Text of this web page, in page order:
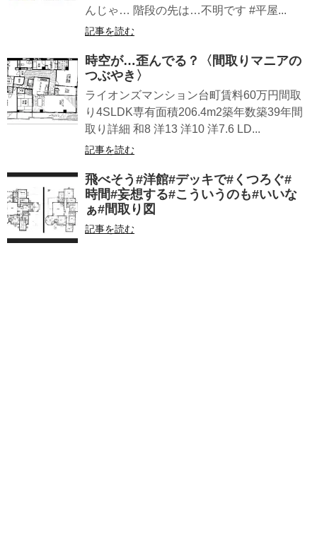
んじゃ… 階段の先は…不明です #平屋...
記事を読む
時空が…歪んでる？〈間取りマニアの
つぶやき〉
ライオンズマンション台町賃料60万円間取
り4SLDK専有面積206.4m2築年数築39年間
取り詳細 和8 洋13 洋10 洋7.6 LD...
記事を読む
飛べそう️#洋館#デッキで#くつろぐ#
時間#妄想する#こういうのも#いいな
ぁ#間取り図
記事を読む